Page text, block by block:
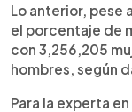
Lo anterior, pese
el porcentaje de
con 3,256,205
hombres, según
Para la experta